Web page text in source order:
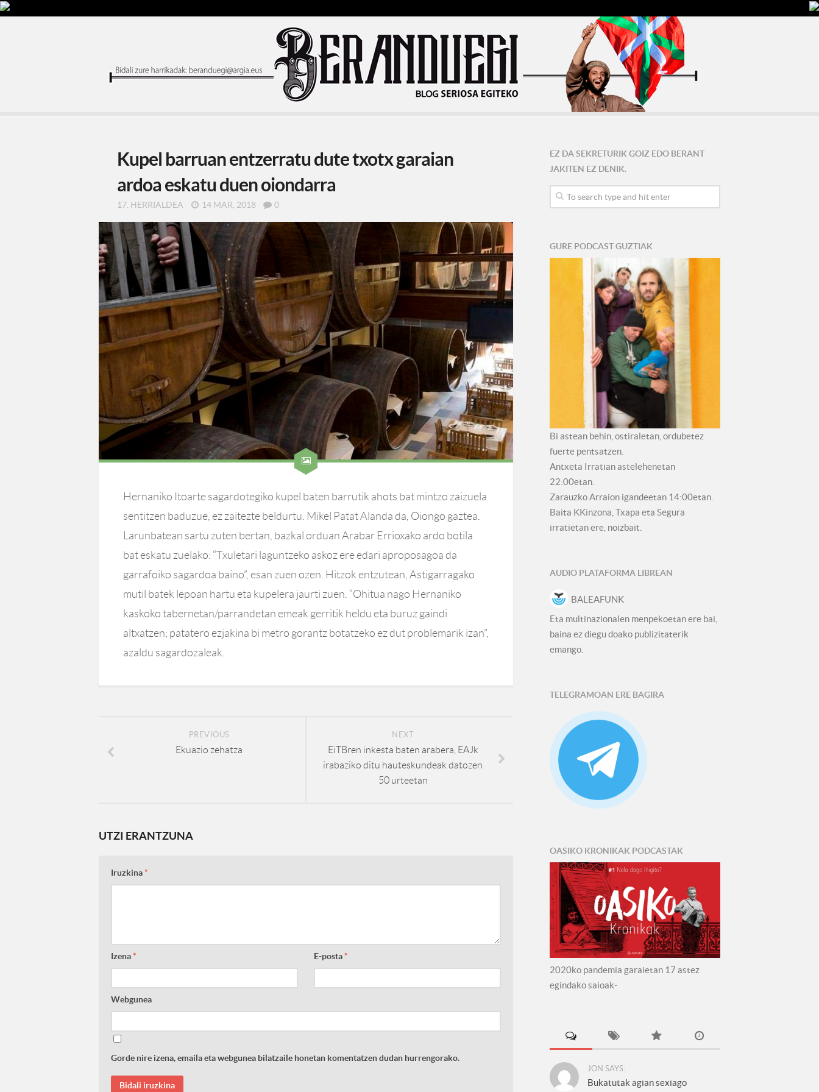
Kupel barruan entzerratu dute txotx garaian
ardoa eskatu duen oiondarra
17. HERRIALDEA 14 MAR, 2018 0
Hernaniko Itoarte sagardotegiko kupel baten barrutik ahots bat mintzo zaizuela
sentitzen baduzue, ez zaitezte beldurtu. Mikel Patat Alanda da, Oiongo gaztea.
Larunbatean sartu zuten bertan, bazkal orduan Arabar Errioxako ardo botila
bat eskatu zuelako: “Txuletari laguntzeko askoz ere edari aproposagoa da
garrafoiko sagardoa baino”, esan zuen ozen. Hitzok entzutean, Astigarragako
mutil batek lepoan hartu eta kupelera jaurti zuen. “Ohitua nago Hernaniko
kaskoko tabernetan/parrandetan emeak gerritik heldu eta buruz gaindi
altxatzen; patatero ezjakina bi metro gorantz botatzeko ez dut problemarik izan”,
azaldu sagardozaleak.
NEXT
EiTBren inkesta baten arabera, EAJk
irabaziko ditu hauteskundeak datozen
50 urteetan
PREVIOUS
Ekuazio zehatza
UTZI ERANTZUNA
Iruzkina*
Izena* E-posta*
Webgunea
Gorde nire izena, emaila eta webgunea bilatzaile honetan komentatzen dudan hurrengorako.
EZ DA SEKRETURIK GOIZ EDO BERANT
JAKITEN EZ DENIK.
GURE PODCAST GUZTIAK
Bi astean behin, ostiraletan, ordubetez
fuerte pentsatzen.
Antxeta Irratian astelehenetan
22:00etan.
Zarauzko Arraion igandeetan 14:00etan.
Baita KKinzona, Txapa eta Segura
irratietan ere, noizbait.
AUDIO PLATAFORMA LIBREAN
BALEAFUNK
Eta multinazionalen menpekoetan ere bai,
baina ez diegu doako publizitaterik
emango.
TELEGRAMOAN ERE BAGIRA
OASIKO KRONIKAK PODCASTAK
2020ko pandemia garaietan 17 astez
egindako saioak-
JON SAYS:
Bukatutak agian sexiago